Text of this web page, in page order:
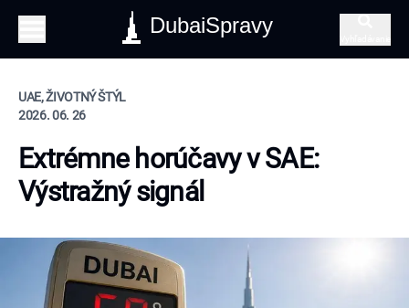
DubaiSpravy
UAE, ŽIVOTNÝ ŠTÝL
2026. 06. 26
Extrémne horúčavy v SAE:
Výstražný signál